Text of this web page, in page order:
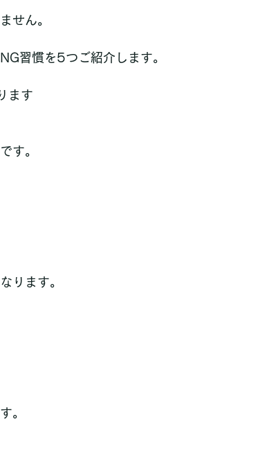
せん。
習慣を5つご紹介します。
ます
す。
ります。
。